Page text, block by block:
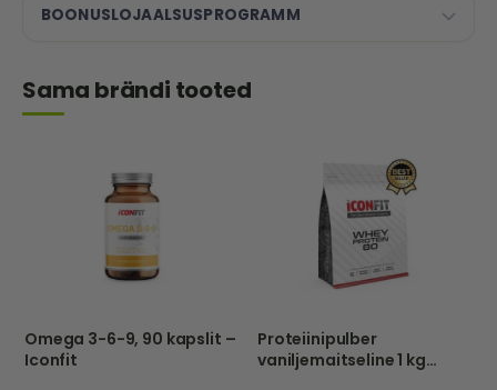
BOONUSLOJAALSUSPROGRAMM
Sama brändi tooted
Omega 3-6-9, 90 kapslit –
Iconfit
Proteiinipulber
vaniljemaitseline 1 kg